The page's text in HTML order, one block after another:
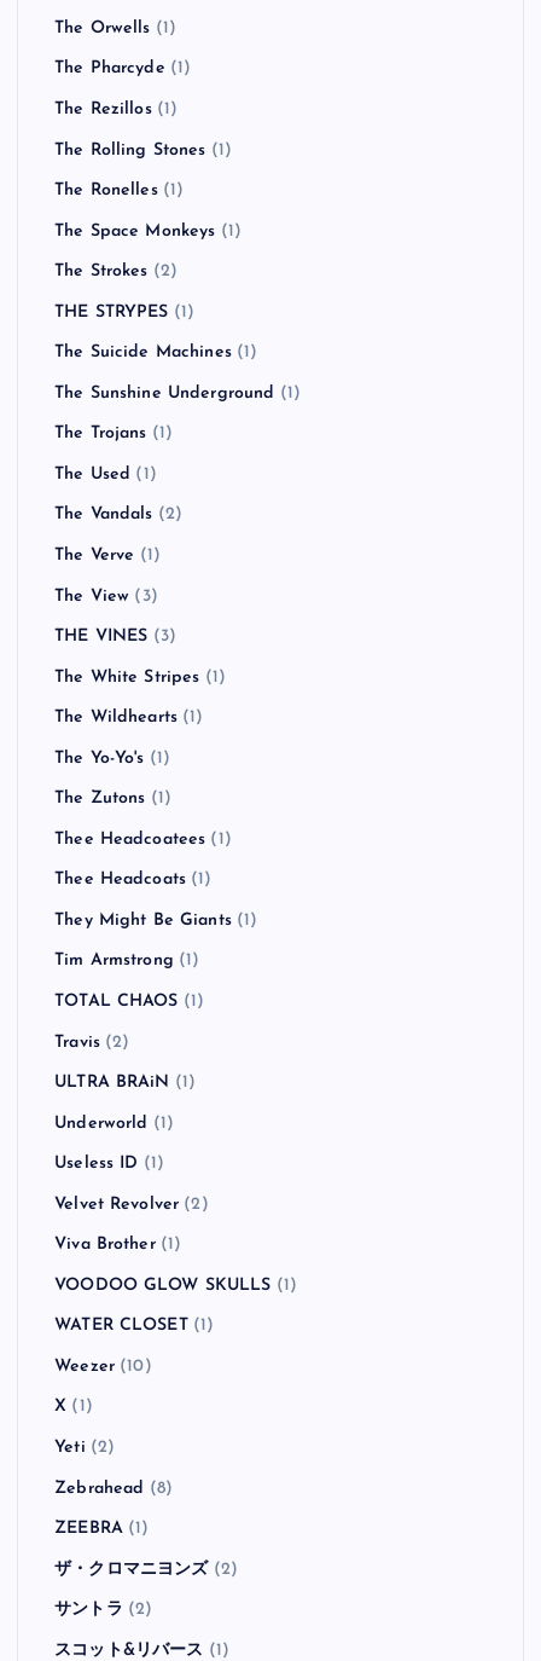
The Orwells (1)
The Pharcyde (1)
The Rezillos(1)
The Rolling Stones (1)
The Ronelles(1)
The Space Monkeys (1)
The Strokes (2)
THE STRYPES (1)
The Suicide Machines(1)
The Sunshine Underground (1)
The Trojans (1)
The Used (1)
The Vandals (2)
The Verve (1)
The View (3)
THE VINES (3)
The White Stripes (1)
The Wildhearts (1)
The Yo-Yo's (1)
The Zutons (1)
Thee Headcoatees (1)
Thee Headcoats (1)
They Might Be Giants(1)
Tim Armstrong (1)
TOTAL CHAOS (1)
Travis(2)
ULTRA BRAiN (1)
Underworld (1)
Useless ID (1)
Velvet Revolver (2)
Viva Brother(1)
VOODOO GLOW SKULLS (1)
WATER CLOSET(1)
Weezer(10)
X (1)
Yeti (2)
Zebrahead (8)
ZEEBRA(1)
ザ・クロマニヨンズ(2)
サントラ (2)
スコット&リバース (1)